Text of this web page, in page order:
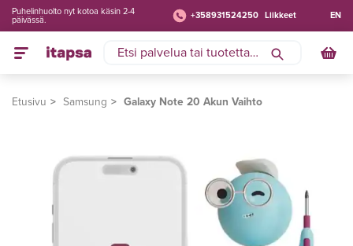
+358931524250 Liikkeet
Puhelinhuolto nyt kotoa käsin 2-4
päivässä.
EN
Etusivu Samsung Galaxy Note 20 Akun Vaihto